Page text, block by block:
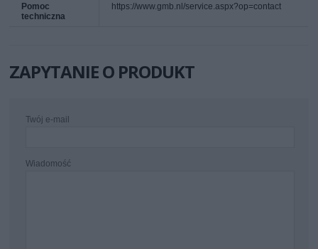
Pomoc
techniczna
https://www.gmb.nl/service.aspx?op=contact
ZAPYTANIE O PRODUKT
Twój e-mail
Wiadomość